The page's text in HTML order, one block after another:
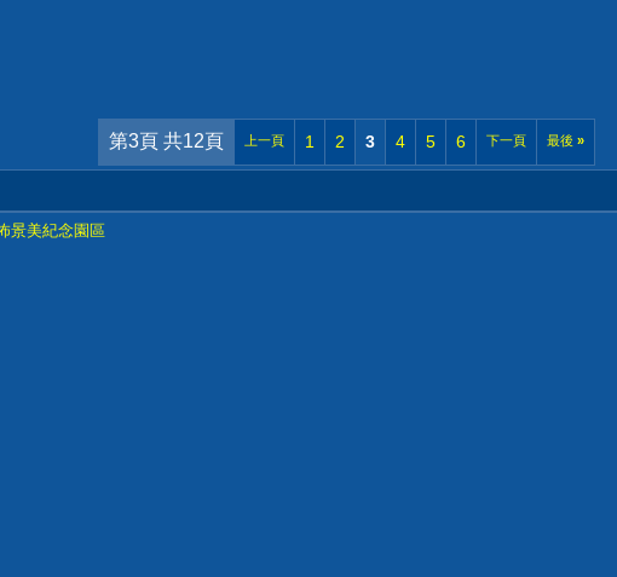
第3頁 共12頁 上一頁 1 2 3 4 5 6 下一頁 最後 »
景美紀念園區